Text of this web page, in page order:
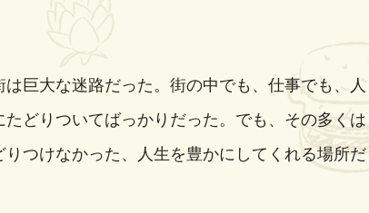
巨大な迷路だった。街の中でも、仕事でも、人
どりついてばっかりだった。でも、その多くは
つけなかった、人生を豊かにしてくれる場所だ